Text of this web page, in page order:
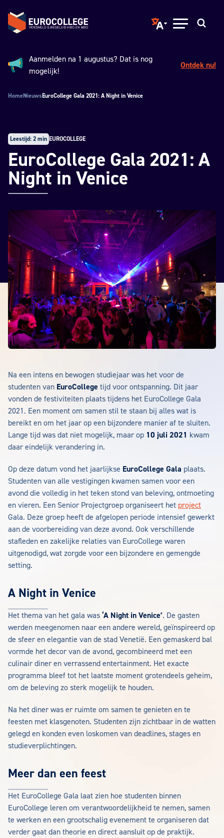
Spring naar hoofdinhoud
Terug naar de homepage
Translate page to
Open menu
Aankondiging:
Aanmelden na 1 augustus? Dat is nog
mogelijk!
Ontdek nu!
HomeNieuwsEuroCollege Gala 2021: A Night in Venice
Leestijd: 2 min EUROCOLLEGE
EuroCollege Gala 2021: A
Night in Venice
Na een intens en bewogen studiejaar was het voor de
studenten van EuroCollege tijd voor ontspanning. Dit jaar
vonden de festiviteiten plaats tijdens het EuroCollege Gala
2021. Een moment om samen stil te staan bij alles wat is
bereikt en om het jaar op een bijzondere manier af te sluiten.
Lange tijd was dat niet mogelijk, maar op 10 juli 2021 kwam
daar eindelijk verandering in.
Op deze datum vond het jaarlijkse EuroCollege Gala plaats.
Studenten van alle vestigingen kwamen samen voor een
avond die volledig in het teken stond van beleving, ontmoeting
en vieren. Een Senior Projectgroep organiseert het project
Gala. Deze groep heeft de afgelopen periode intensief gewerkt
aan de voorbereiding van deze avond. Ook verschillende
stafleden en zakelijke relaties van EuroCollege waren
uitgenodigd, wat zorgde voor een bijzondere en gemengde
setting.
A Night in Venice
Het thema van het gala was ‘A Night in Venice’. De gasten
werden meegenomen naar een andere wereld, geïnspireerd op
de sfeer en elegantie van de stad Venetië. Een gemaskerd bal
vormde het decor van de avond, gecombineerd met een
culinair diner en verrassend entertainment. Het exacte
programma bleef tot het laatste moment grotendeels geheim,
om de beleving zo sterk mogelijk te houden.
Na het diner was er ruimte om samen te genieten en te
feesten met klasgenoten. Studenten zijn zichtbaar in de watten
gelegd en konden even loskomen van deadlines, stages en
studieverplichtingen.
Meer dan een feest
Het EuroCollege Gala laat zien hoe studenten binnen
EuroCollege leren om verantwoordelijkheid te nemen, samen
te werken en een grootschalig evenement te organiseren dat
verder gaat dan theorie en direct aansluit op de praktijk.